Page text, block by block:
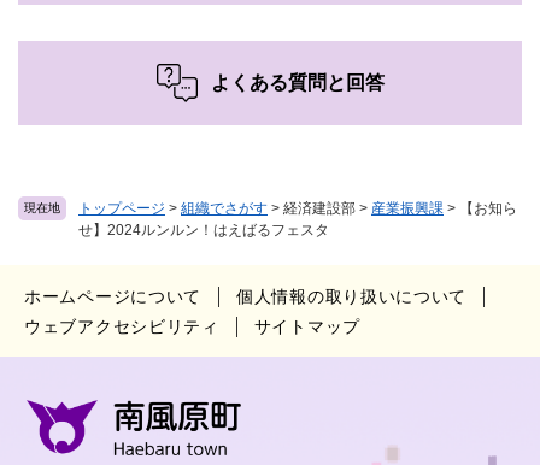
現在地 トップページ > 組織でさがす > 経済建設部 > 産業振興課 >
【お知ら
せ】2024ルンルン！はえばるフェスタ
よくある質問と回答
ホームページについて
個人情報の取り扱いについて
ウェブアクセシビリティ
サイトマップ